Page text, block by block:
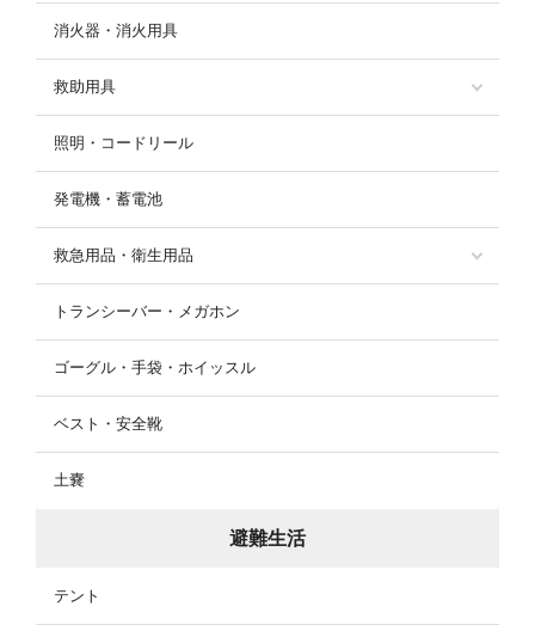
消火器・消火用具
救助用具
照明・コードリール
発電機・蓄電池
救急用品・衛生用品
トランシーバー・メガホン
ゴーグル・手袋・ホイッスル
ベスト・安全靴
土嚢
避難生活
テント